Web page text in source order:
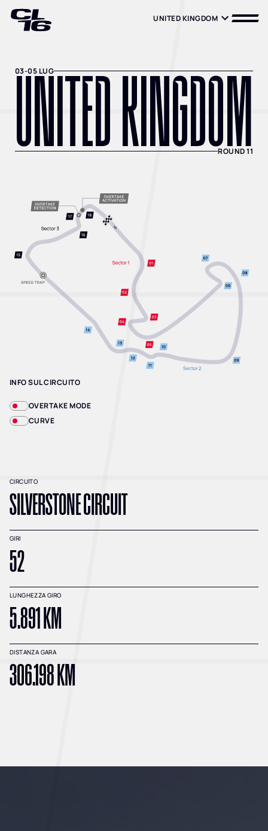
UNITED KINGDOM
03-05 LUG
UNITED KINGDOM
ROUND 11
INFO SUL CIRCUITO
OVERTAKE MODE
CURVE
CIRCUITO
SILVERSTONE CIRCUIT
GIRI
52
LUNGHEZZA GIRO
5.891 KM
DISTANZA GARA
306.198 KM